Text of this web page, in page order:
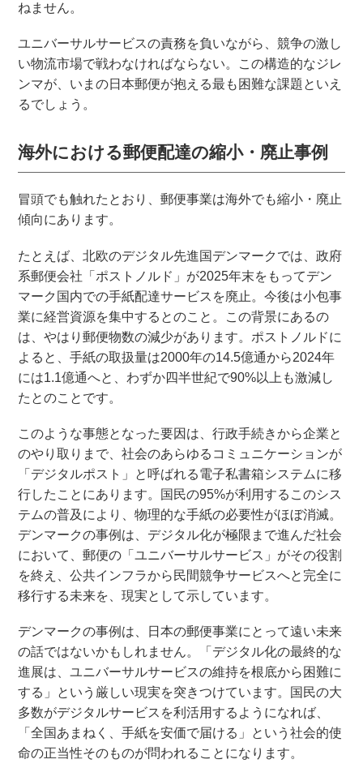
ねません。
ユニバーサルサービスの責務を負いながら、競争の激し
い物流市場で戦わなければならない。この構造的なジレ
ンマが、いまの日本郵便が抱える最も困難な課題といえ
るでしょう。
海外における郵便配達の縮小・廃止事例
冒頭でも触れたとおり、郵便事業は海外でも縮小・廃止
傾向にあります。
たとえば、北欧のデジタル先進国デンマークでは、政府
系郵便会社「ポストノルド」が2025年末をもってデン
マーク国内での手紙配達サービスを廃止。今後は小包事
業に経営資源を集中するとのこと。この背景にあるの
は、やはり郵便物数の減少があります。ポストノルドに
よると、手紙の取扱量は2000年の14.5億通から2024年
には1.1億通へと、わずか四半世紀で90%以上も激減し
たとのことです。
このような事態となった要因は、行政手続きから企業と
のやり取りまで、社会のあらゆるコミュニケーションが
「デジタルポスト」と呼ばれる電子私書箱システムに移
行したことにあります。国民の95%が利用するこのシス
テムの普及により、物理的な手紙の必要性がほぼ消滅。
デンマークの事例は、デジタル化が極限まで進んだ社会
において、郵便の「ユニバーサルサービス」がその役割
を終え、公共インフラから民間競争サービスへと完全に
移行する未来を、現実として示しています。
デンマークの事例は、日本の郵便事業にとって遠い未来
の話ではないかもしれません。「デジタル化の最終的な
進展は、ユニバーサルサービスの維持を根底から困難に
する」という厳しい現実を突きつけています。国民の大
多数がデジタルサービスを利活用するようになれば、
「全国あまねく、手紙を安価で届ける」という社会的使
命の正当性そのものが問われることになります。